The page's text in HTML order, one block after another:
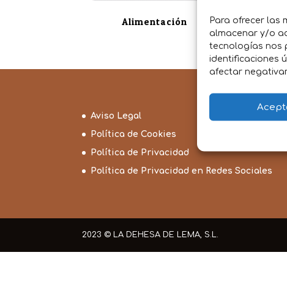
Para ofrecer las
almacenar y/o
tecnologías nos
identificaciones
afectar
Alimentación
Aviso Legal
Política de Cookies
Política de Privacidad
Política de Privacidad en Redes Sociales
2023 © LA DEHESA DE LEMA, S.L.